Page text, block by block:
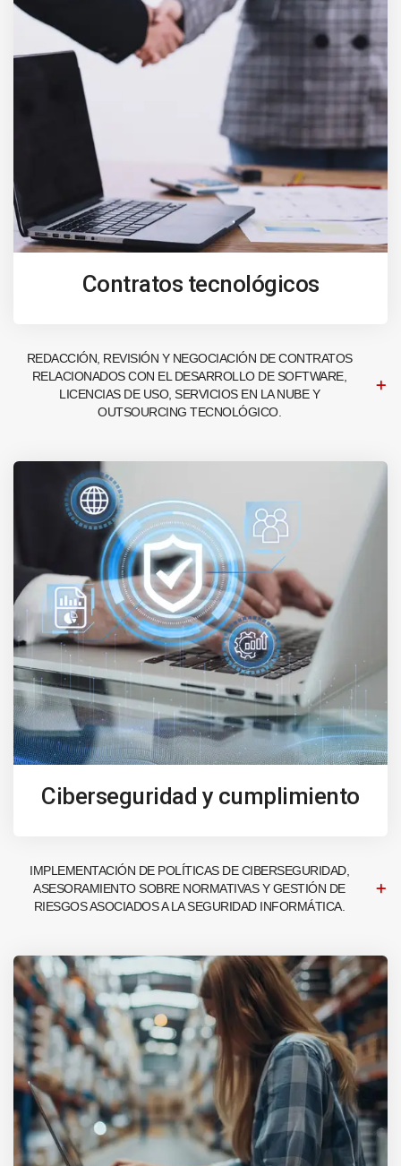
Contratos tecnológicos
REDACCIÓN, REVISIÓN Y NEGOCIACIÓN DE CONTRATOS
RELACIONADOS CON EL DESARROLLO DE SOFTWARE,
LICENCIAS DE USO, SERVICIOS EN LA NUBE Y
OUTSOURCING TECNOLÓGICO.
Ciberseguridad y cumplimiento
IMPLEMENTACIÓN DE POLÍTICAS DE CIBERSEGURIDAD,
ASESORAMIENTO SOBRE NORMATIVAS Y GESTIÓN DE
RIESGOS ASOCIADOS A LA SEGURIDAD INFORMÁTICA.